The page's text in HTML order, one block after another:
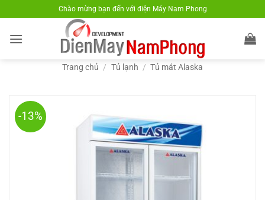
qua
nội
Chào mừng bạn đến với điện Máy Nam Phong
Trang chủ / Tủ lạnh / Tủ mát Alaska
-13%